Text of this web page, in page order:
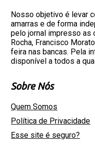
Nosso objetivo é levar
amarras e de forma
pelo jornal impresso as
Rocha, Francisco
feira nas bancas. Pela
disponível a todos a
Sobre Nós
Quem Somos
Política de Privacidade
Esse site é seguro?